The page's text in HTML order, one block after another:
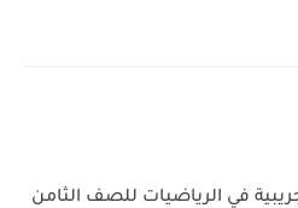
في الرياضيات للصف الثامن